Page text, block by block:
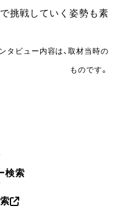
挑戦していく姿勢も素
ビュー内容は、取材当時の
ものです。
検索